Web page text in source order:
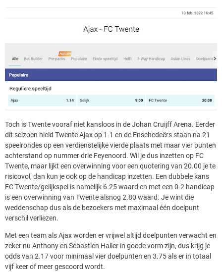
Toch is Twente vooraf niet kansloos in de Johan Cruijff Arena. Eerder
dit seizoen hield Twente Ajax op 1-1 en de Enschedeërs staan na 21
speelrondes op een verdienstelijke vierde plaats met maar vier punten
achterstand op nummer drie Feyenoord. Wil je dus inzetten op FC
Twente, maar lijkt een overwinning voor een quotering van 20.00 je te
risicovol, dan kun je ook op de handicap inzetten. Een dubbele kans
FC Twente/gelijkspel is namelijk 6.25 waard en met een 0-2 handicap
is een overwinning van Twente alsnog 2.80 waard. Je wint die
weddenschap dus als de bezoekers met maximaal één doelpunt
verschil verliezen.
Met een team als Ajax worden er vrijwel altijd doelpunten verwacht en
zeker nu Anthony en Sébastien Haller in goede vorm zijn, dus krijg je
odds van 2.17 voor minimaal vier doelpunten en 3.75 als er in totaal
vijf keer of meer gescoord wordt.